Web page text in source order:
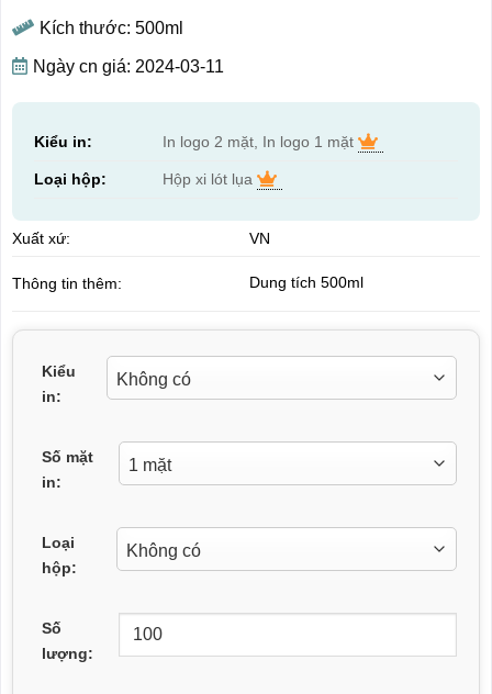
Kích thước: 500ml
Ngày cn giá: 2024-03-11
Kiểu in: In logo 2 mặt, In logo 1 mặt
Loại hộp: Hộp xi lót lụa
Xuất xứ: VN
Thông tin thêm: Dung tích 500ml
Kiểu
in:
Số mặt
in:
Loại
hộp:
Số
lượng: